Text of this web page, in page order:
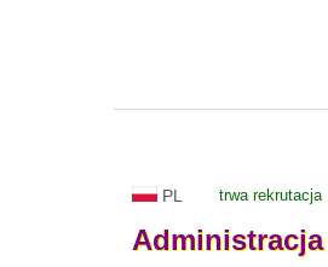
PL trwa rekrutacja
Administracja